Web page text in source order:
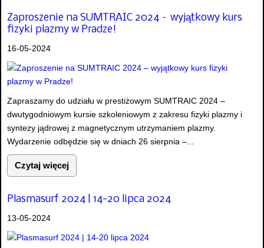
Zaproszenie na SUMTRAIC 2024 – wyjątkowy kurs
fizyki plazmy w Pradze!
16-05-2024
Zapraszamy do udziału w prestiżowym SUMTRAIC 2024 –
dwutygodniowym kursie szkoleniowym z zakresu fizyki plazmy i
syntezy jądrowej z magnetycznym utrzymaniem plazmy.
Wydarzenie odbędzie się w dniach 26 sierpnia –...
Czytaj więcej
Plasmasurf 2024 | 14-20 lipca 2024
13-05-2024